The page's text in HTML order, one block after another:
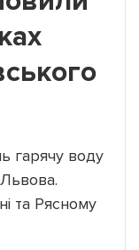
гарячу воду
та Рясному